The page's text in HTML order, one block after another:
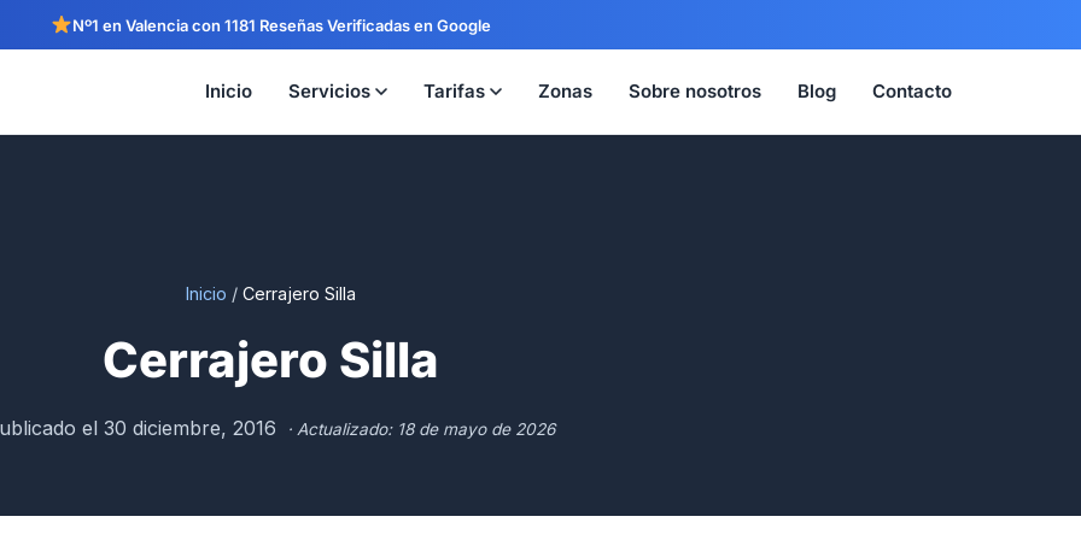
Nº1 en Valencia con 1181 Reseñas Verificadas en Google
Inicio Servicios Tarifas Zonas Sobre nosotros Blog Contacto
Inicio / Cerrajero Silla
Cerrajero Silla
el 30 diciembre, 2016 · Actualizado: 18 de mayo de 2026